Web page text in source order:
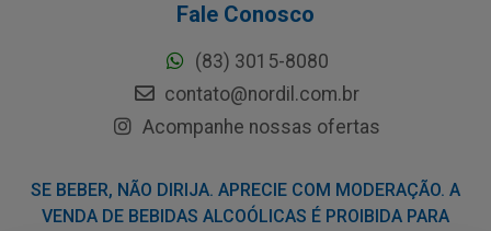
Fale Conosco
(83) 3015-8080
contato@nordil.com.br
Acompanhe nossas ofertas
SE BEBER, NÃO DIRIJA. APRECIE COM MODERAÇÃO. A
VENDA DE BEBIDAS ALCOÓLICAS É PROIBIDA PARA